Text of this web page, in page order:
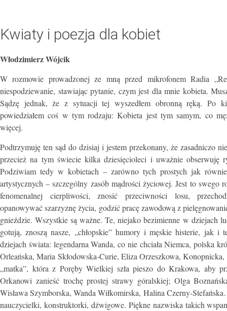
Kwiaty i poezja dla kobiet
Włodzimierz Wójcik
W rozmowie prowadzonej ze mną przed mikrofonem Radia
niespodziewanie, stawiając pytanie, czym jest dla mnie kobieta.
Sądzę jednak, że z sytuacji tej wyszedłem obronną ręką. Po
powiedziałem coś w tym rodzaju: Kobieta jest tym samym, co
więcej.
Podtrzymuję ten sąd do dzisiaj i jestem przekonany, że zasadniczo
przecież na tym świecie kilka dziesięcioleci i uważnie obserwuję
Podziwiam tedy w kobietach – zarówno tych prostych jak
artystycznych – szczególny zasób mądrości życiowej. Jest to swego
fenomenalnej cierpliwości, znosić przeciwności losu,
opanowywać szarzyznę życia, godzić pracę zawodową z
gnieździe. Wszystkie są ważne. Te, niejako bezimienne w dziejach
gotują, znoszą nasze, „chłopskie” humory i męskie histerie, jak i
dziejach świata: legendarna Wanda, co nie chciała Niemca, polska
Orleańska, Maria Skłodowska-Curie, Eliza Orzeszkowa,
„matka”, która z Poręby Wielkiej szła pieszo do Krakowa, aby
Orkanowi zanieść trochę prostej strawy góralskiej; Olga
Wisława Szymborska, Wanda Wiłkomirska, Halina Czerny-
nauczycielki, konstruktorki, dźwigowe. Piękne nazwiska takich